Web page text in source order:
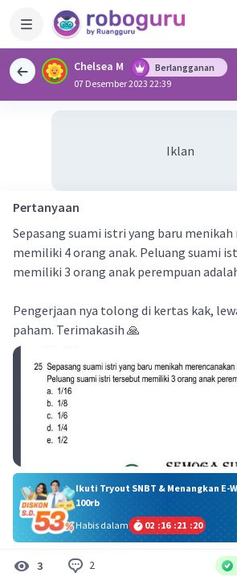
Chelsea M
Berlangganan
07 Desember 2023 22:39
Iklan
Pertanyaan
Sepasang suami istri yang baru
memiliki 4 orang anak. Peluang suami
memiliki 3 orang anak perempuan
Pengerjaan nya tolong di kertas kak,
paham. Terimakasih 🙏
Ikuti Tryout SNBT & Menangkan E-
100rb
Habis dalam
02 :16 :21 :20
3 2